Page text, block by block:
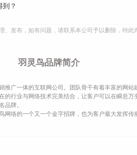
到？
发布，如有问题，请联系本公司予以删除，特此
羽灵鸟品牌简介
广一体的互联网公司。团队骨干有着丰富的网
行业与网络技术完美结合，让客户可以在瞬息万
品牌。
络的一个又一个金字招牌，也为客户最大发挥传